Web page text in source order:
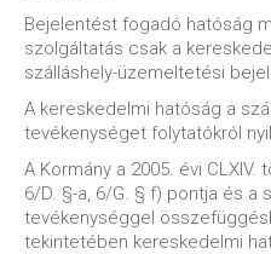
Bejelentést fogadó hatóság
szolgáltatás csak a
szálláshely-üzemeltetési
A kereskedelmi hatóság a
tevékenységet folytatókról
A Kormány a 2005. évi
6/D. §-a, 6/G. § f) pontja és a
tevékenységgel
tekintetében kereskedelmi